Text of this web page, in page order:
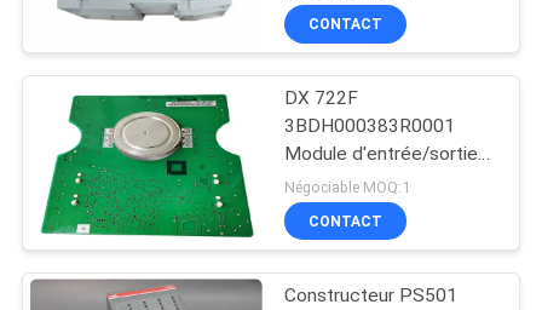
VISITE
D'USINE
CONTRÔLE
LA
QUALITÉ
1SAP240500R0001
S500 Digital
CONTACT
DX 722F
3BDH000383R0001
Module d'entrée/sortie
numérique ABB Module
E/S
Négociable MOQ:1
CONTACT
Constructeur PS501